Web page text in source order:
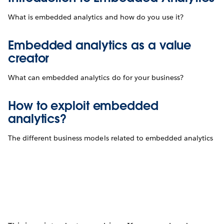
What is embedded analytics and how do you use it?
Embedded analytics as a value
creator
What can embedded analytics do for your business?
How to exploit embedded
analytics?
The different business models related to embedded analytics